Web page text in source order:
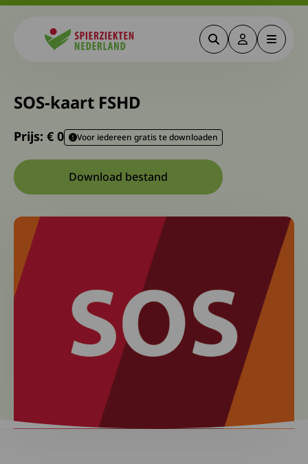
ZoekenDeze link
Menu
SOS-kaart FSHD
Prijs: € 0 Voor iedereen gratis te downloaden
Download bestandDownload bestand: Spierziekten-